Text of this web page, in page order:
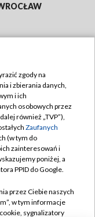
zgody na
i zbierania danych,
i ich
osobowych przez
również „TVP”),
Zaufanych
(w tym do
zainteresowań i
poniżej, a
PPID do Google.
przez Ciebie naszych
w tym informacje
sygnalizatory